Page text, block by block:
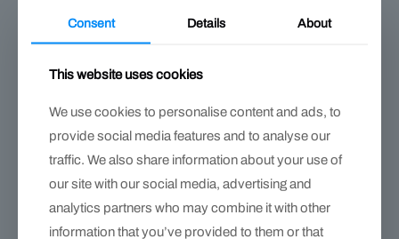
Tenaza Exploradora de Cascos – diagnóstico preciso del casco en
Consent Details About
This website uses cookies
We use cookies to personalise content and ads, to
provide social media features and to analyse our
traffic. We also share information about your use of
our site with our social media, advertising and
analytics partners who may combine it with other
information that you’ve provided to them or that